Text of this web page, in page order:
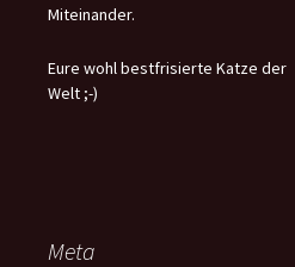
Miteinander.
Eure wohl bestfrisierte Katze der
Welt ;-)
Meta